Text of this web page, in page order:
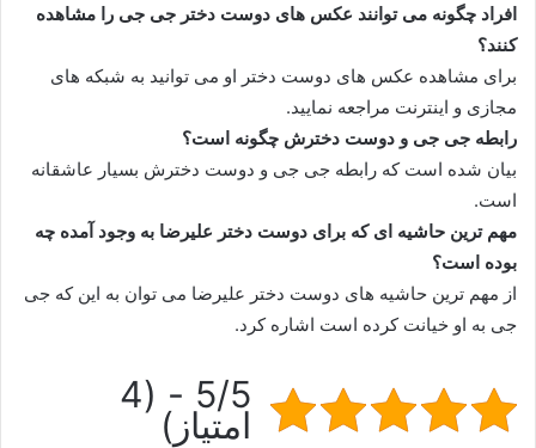
افراد چگونه می توانند عکس های دوست دختر جی جی را مشاهده
کنند؟
برای مشاهده عکس های دوست دختر او می توانید به شبکه های
مجازی و اینترنت مراجعه نمایید.
رابطه جی جی و دوست دخترش چگونه است؟
بیان شده است که رابطه جی جی و دوست دخترش بسیار عاشقانه
است.
مهم ترین حاشیه ای که برای دوست دختر علیرضا به وجود آمده چه
بوده است؟
از مهم ترین حاشیه های دوست دختر علیرضا می‌ توان به این که جی
جی به او خیانت کرده است اشاره کرد.
5/5 - (4
امتیاز)